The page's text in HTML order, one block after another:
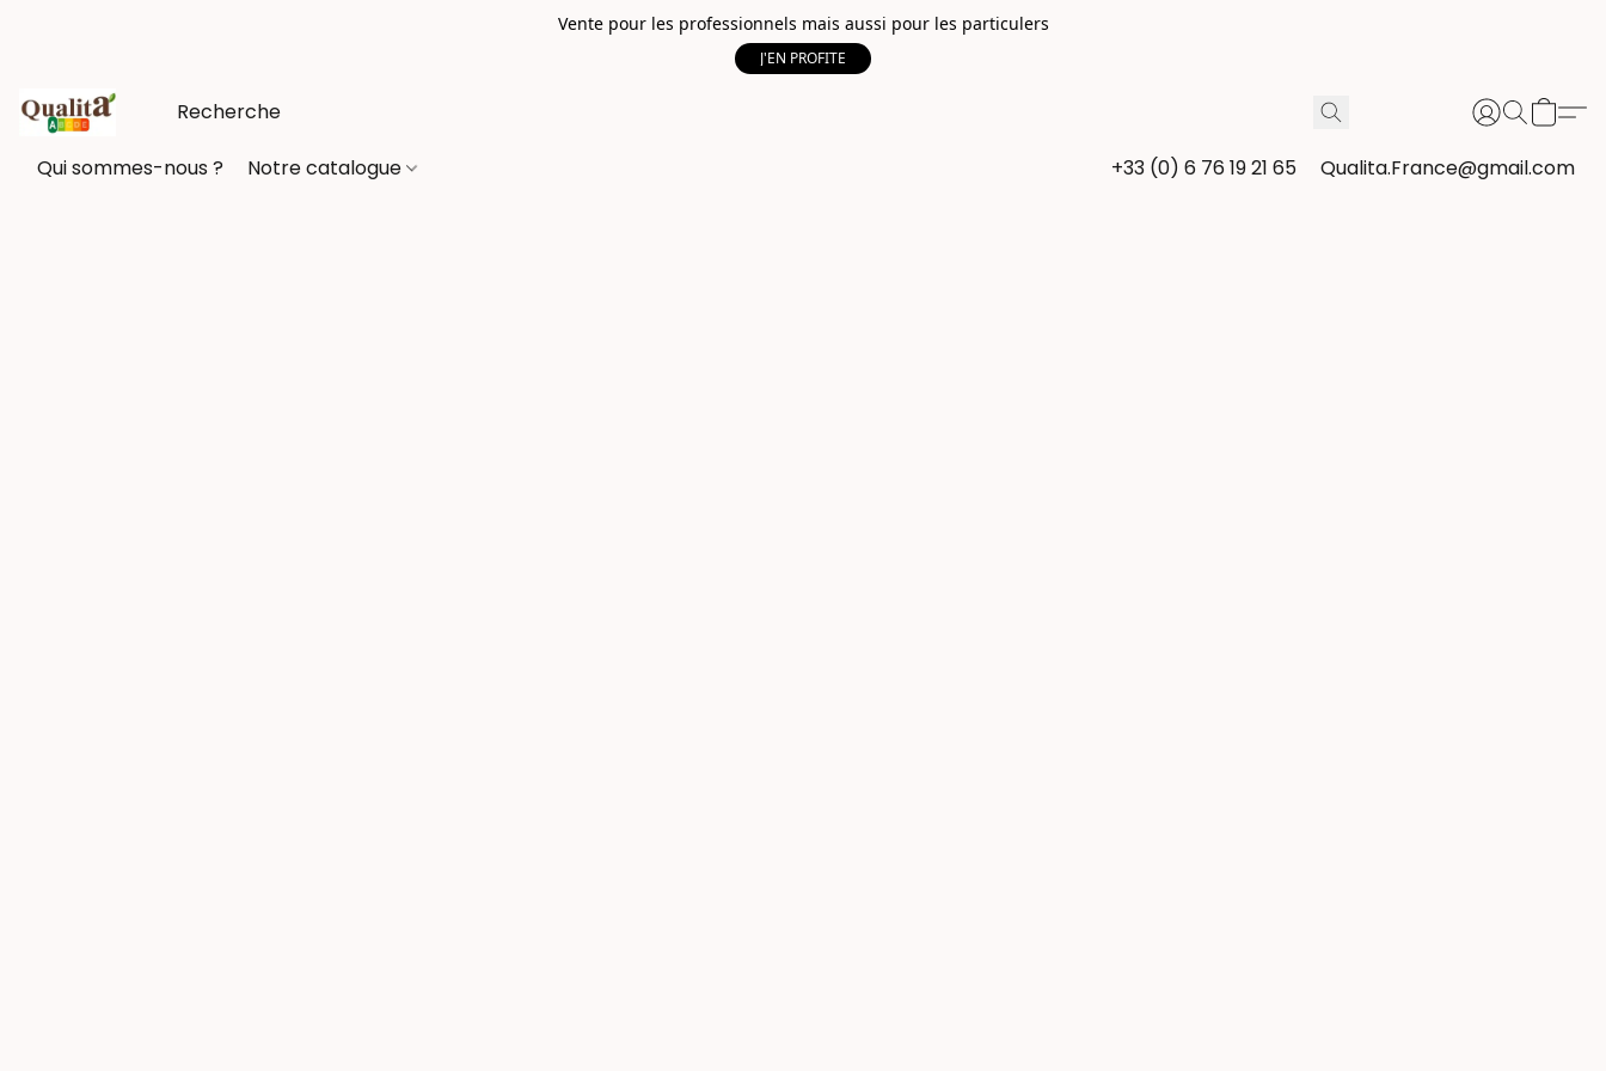
Vente pour les professionnels mais aussi pour les particulers
J'EN PROFITE
Qui sommes-nous ? Notre catalogue +33 (0) 6 76 19 21 65 Qualita.France@gmail.com